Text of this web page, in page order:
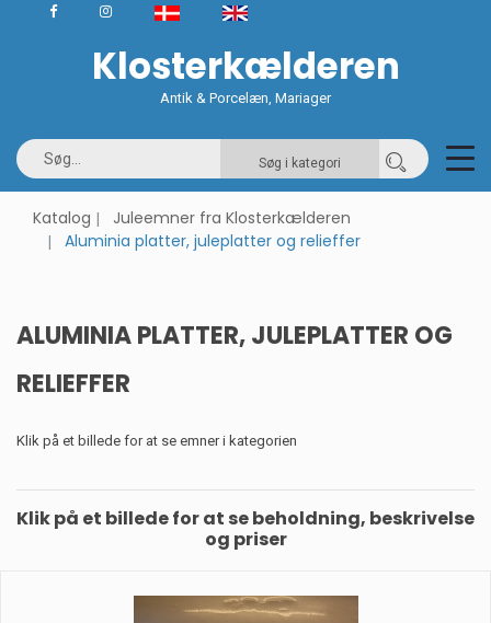
Klosterkælderen
Antik & Porcelæn, Mariager
Søg i kategori
Katalog
Juleemner fra Klosterkælderen
Aluminia platter, juleplatter og relieffer
ALUMINIA PLATTER, JULEPLATTER OG
RELIEFFER
Klik på et billede for at se emner i kategorien
Klik på et billede for at se beholdning, beskrivelse
og priser